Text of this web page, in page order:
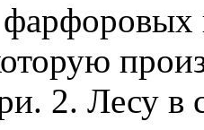
2. Лесу в